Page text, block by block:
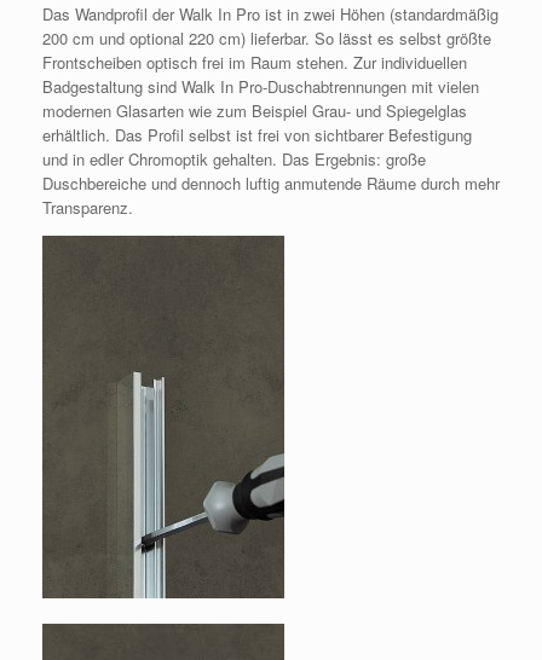
Das Wandprofil der Walk In Pro ist in zwei Höhen (standardmäßig
200 cm und optional 220 cm) lieferbar. So lässt es selbst größte
Frontscheiben optisch frei im Raum stehen. Zur individuellen
Badgestaltung sind Walk In Pro-Duschabtrennungen mit vielen
modernen Glasarten wie zum Beispiel Grau- und Spiegelglas
erhältlich. Das Profil selbst ist frei von sichtbarer Befestigung
und in edler Chromoptik gehalten. Das Ergebnis: große
Duschbereiche und dennoch luftig anmutende Räume durch mehr
Transparenz.